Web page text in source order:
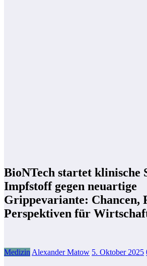
BioNTech startet klinische
Impfstoff gegen neuartige
Grippevariante: Chancen,
Perspektiven für
Medizin Alexander Matow 5. Oktober 2025